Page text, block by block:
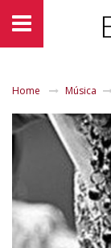
Home Música